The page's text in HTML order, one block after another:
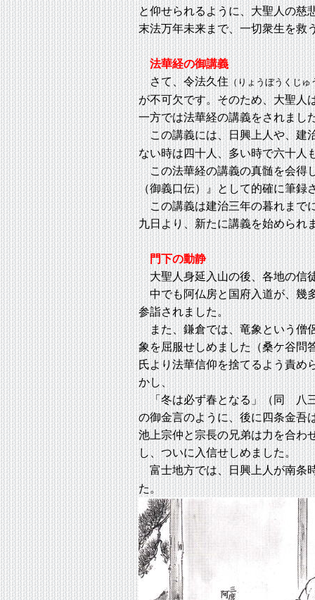
と仰せられるように、大聖人の慈
末法万年未来まで、一切衆生を救
法華経の御講義
さて、令法久住（りょうぼうくじゅ
が不可欠です。そのため、大聖人
一方では法華経の講義をされまし
この講義には、日興上人や、建
ない時は四十人、多い時で六十人
この法華経の講義の真髄を会得
（御義口伝）』として的確に筆録
この講義は建治三年の暮れまで
九日より、新たに講義を始められ
門下の動静
大聖人身延入山の後、各地の信
中でも阿仏房と国府入道が、幾
参詣されました。
また、鎌倉では、竜象という僧
象を屈服せしめました（桑ケ谷問
氏より法華信仰を捨てるよう責め
かし、
「冬は必ず春となる」（同 八
の御金言のように、後に四条金吾
池上宗仲と宗長の兄弟は力を合わ
し、ついに入信せしめました。
富士地方では、日興上人が南条
た。